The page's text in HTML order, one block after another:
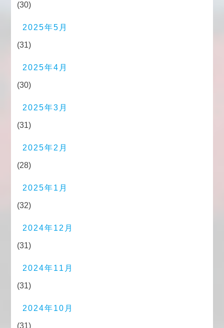
(30)
2025年5月
(31)
2025年4月
(30)
2025年3月
(31)
2025年2月
(28)
2025年1月
(32)
2024年12月
(31)
2024年11月
(31)
2024年10月
(31)